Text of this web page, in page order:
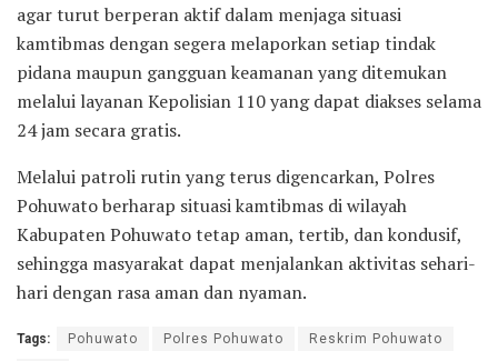
agar turut berperan aktif dalam menjaga situasi
kamtibmas dengan segera melaporkan setiap tindak
pidana maupun gangguan keamanan yang ditemukan
melalui layanan Kepolisian 110 yang dapat diakses selama
24 jam secara gratis.
Melalui patroli rutin yang terus digencarkan, Polres
Pohuwato berharap situasi kamtibmas di wilayah
Kabupaten Pohuwato tetap aman, tertib, dan kondusif,
sehingga masyarakat dapat menjalankan aktivitas sehari-
hari dengan rasa aman dan nyaman.
Tags: Pohuwato Polres Pohuwato Reskrim Pohuwato